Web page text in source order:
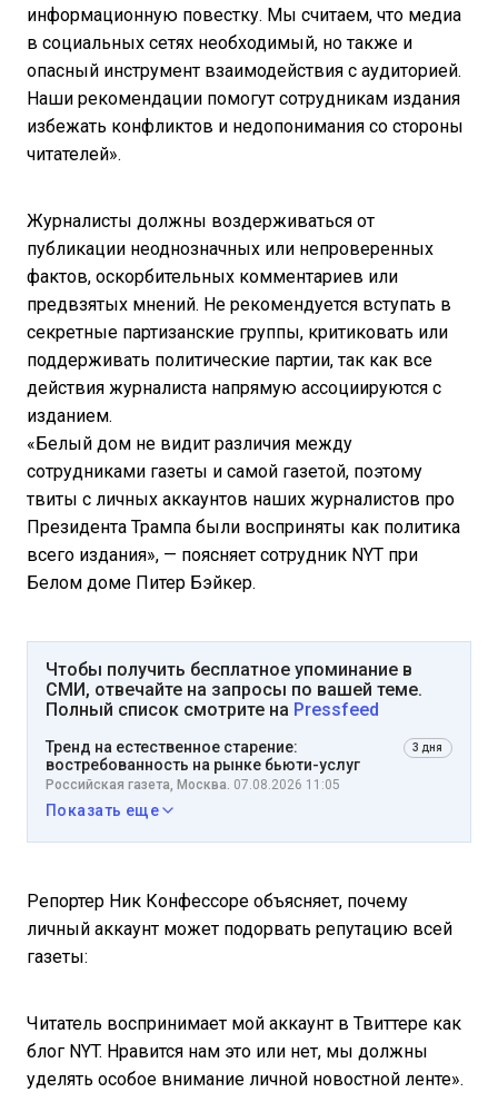
информационную повестку. Мы считаем, что медиа
в социальных сетях необходимый, но также и
опасный инструмент взаимодействия с аудиторией.
Наши рекомендации помогут сотрудникам издания
избежать конфликтов и недопонимания со стороны
читателей».
Журналисты должны воздерживаться от
публикации неоднозначных или непроверенных
фактов, оскорбительных комментариев или
предвзятых мнений. Не рекомендуется вступать в
секретные партизанские группы, критиковать или
поддерживать политические партии, так как все
действия журналиста напрямую ассоциируются с
изданием.
«Белый дом не видит различия между
сотрудниками газеты и самой газетой, поэтому
твиты с личных аккаунтов наших журналистов про
Президента Трампа были восприняты как политика
всего издания», — поясняет сотрудник NYT при
Белом доме Питер Бэйкер.
Чтобы получить бесплатное упоминание в
СМИ, отвечайте на запросы по вашей теме.
Полный список смотрите на Pressfeed
Тренд на естественное старение:
востребованность на рынке бьюти-услуг
3 дня
Российская газета, Москва. 07.08.2026 11:05
Показать еще
Репортер Ник Конфессоре объясняет, почему
личный аккаунт может подорвать репутацию всей
газеты:
Читатель воспринимает мой аккаунт в Твиттере как
блог NYT. Нравится нам это или нет, мы должны
уделять особое внимание личной новостной ленте».